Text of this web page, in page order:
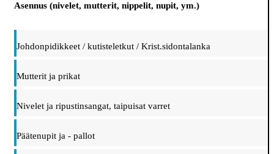
Asennus (nivelet, mutterit, nippelit, nupit, ym.)
Johdonpidikkeet / kutisteletkut / Krist.sidontalanka
Mutterit ja prikat
Nivelet ja ripustinsangat, taipuisat varret
Päätenupit ja - pallot